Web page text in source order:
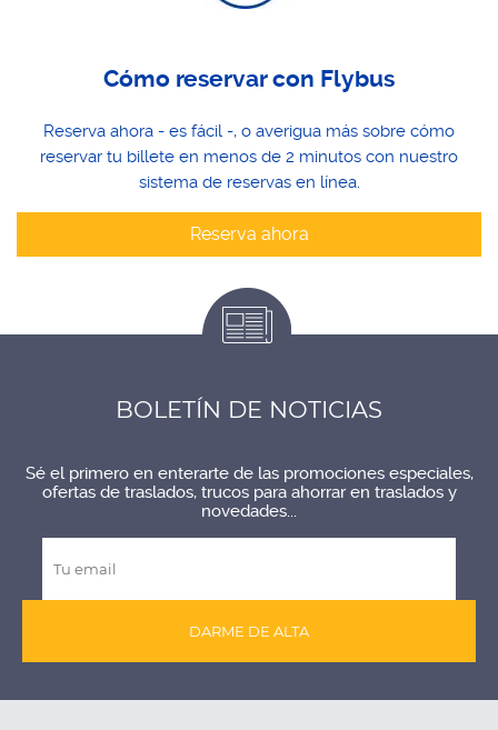
Cómo reservar con Flybus
Reserva ahora - es fácil -, o averigua más sobre cómo
reservar tu billete en menos de 2 minutos con nuestro
sistema de reservas en línea.
Reserva ahora
BOLETÍN DE NOTICIAS
Sé el primero en enterarte de las promociones especiales,
ofertas de traslados, trucos para ahorrar en traslados y
novedades...
DARME DE ALTA